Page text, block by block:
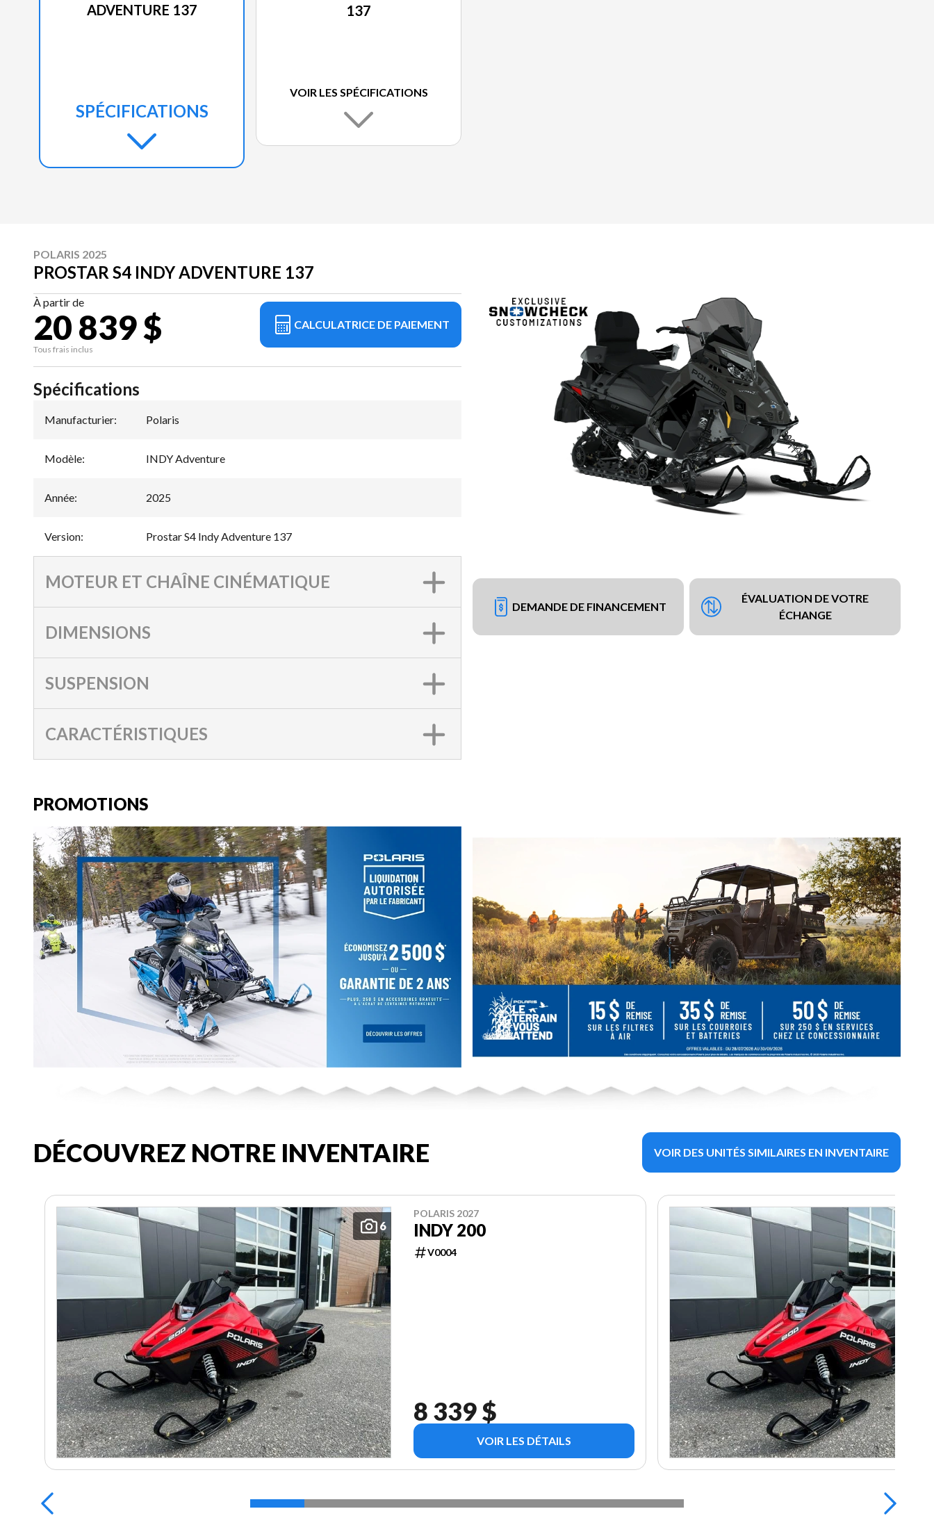
ADVENTURE 137
SPÉCIFICATIONS
137
VOIR LES SPÉCIFICATIONS
POLARIS 2025
PROSTAR S4 INDY ADVENTURE 137
À partir de
20 839 $
Tous frais inclus
CALCULATRICE DE PAIEMENT
DEMANDE DE FINANCEMENT
ÉVALUATION DE VOTRE
ÉCHANGE
Spécifications
Manufacturier: Polaris
Modèle: INDY Adventure
Année: 2025
Version: Prostar S4 Indy Adventure 137
MOTEUR ET CHAÎNE CINÉMATIQUE
DIMENSIONS
SUSPENSION
CARACTÉRISTIQUES
PROMOTIONS
DÉCOUVREZ NOTRE INVENTAIRE VOIR DES UNITÉS SIMILAIRES EN INVENTAIRE
6
POLARIS 2027
INDY 200
V0004
8 339 $
VOIR LES DÉTAILS